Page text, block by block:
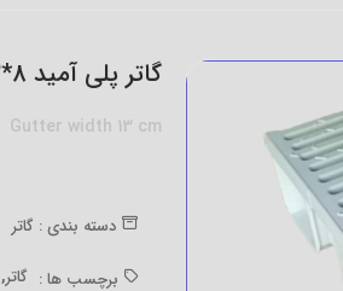
گاتر پلی آمید 8*13 سانتی رنگ سفید
Gutter width 13 cm
دسته بندی : گاتر
برچسب ها : گاتر,